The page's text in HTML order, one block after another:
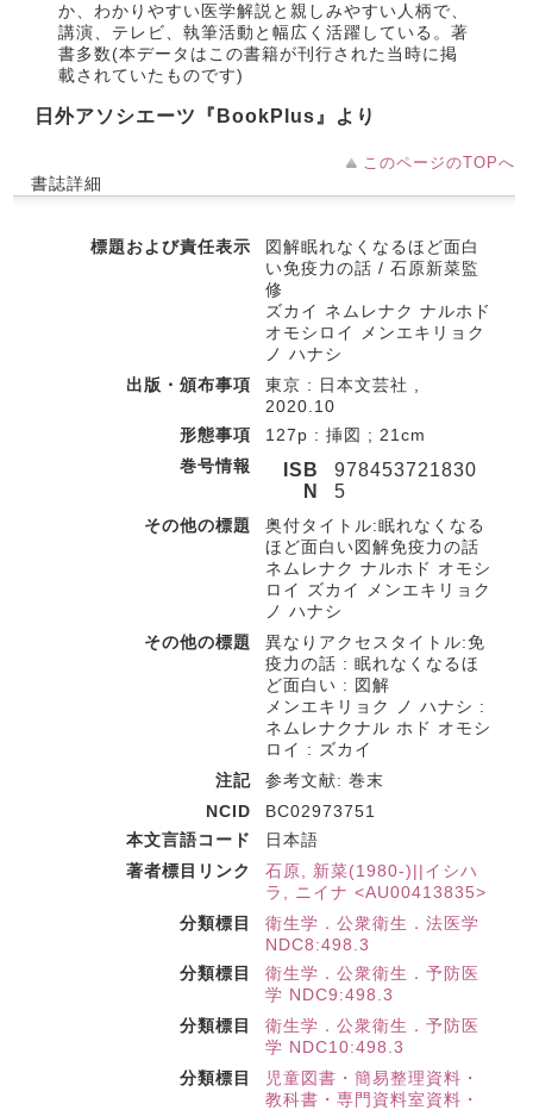
か、わかりやすい医学解説と親しみやすい人柄で、
講演、テレビ、執筆活動と幅広く活躍している。著
書多数(本データはこの書籍が刊行された当時に掲
載されていたものです)
日外アソシエーツ『BookPlus』より
このページのTOPへ
書誌詳細
標題および責任表示
図解眠れなくなるほど面白
い免疫力の話 / 石原新菜監
修
ズカイ ネムレナク ナルホド
オモシロイ メンエキリョク
ノ ハナシ
出版・頒布事項
東京 : 日本文芸社 ,
2020.10
形態事項
127p : 挿図 ; 21cm
巻号情報
ISB
N
978453721830
5
その他の標題
奥付タイトル:眠れなくなる
ほど面白い図解免疫力の話
ネムレナク ナルホド オモシ
ロイ ズカイ メンエキリョク
ノ ハナシ
その他の標題
異なりアクセスタイトル:免
疫力の話 : 眠れなくなるほ
ど面白い : 図解
メンエキリョク ノ ハナシ :
ネムレナクナル ホド オモシ
ロイ : ズカイ
注記
参考文献: 巻末
NCID
BC02973751
本文言語コード
日本語
著者標目リンク
石原, 新菜(1980-)||イシハ
ラ, ニイナ <AU00413835>
分類標目
衛生学．公衆衛生．法医学
NDC8:498.3
分類標目
衛生学．公衆衛生．予防医
学 NDC9:498.3
分類標目
衛生学．公衆衛生．予防医
学 NDC10:498.3
分類標目
児童図書・簡易整理資料・
教科書・専門資料室資料・